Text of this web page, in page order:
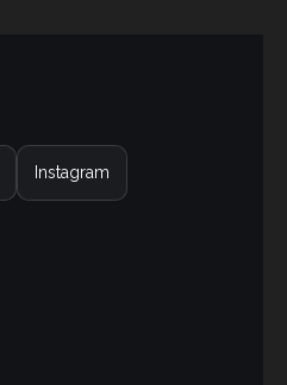
Instagram